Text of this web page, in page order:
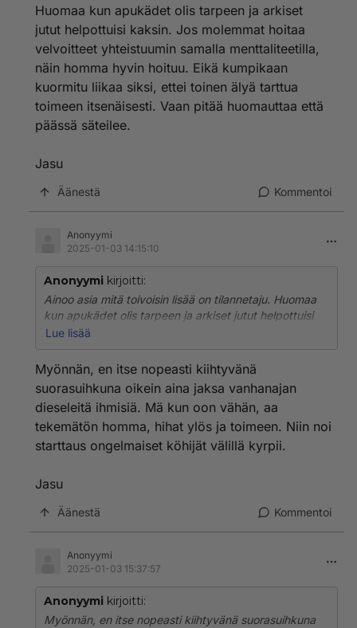
Huomaa kun apukädet olis tarpeen ja arkiset
jutut helpottuisi kaksin. Jos molemmat hoitaa
velvoitteet yhteistuumin samalla menttaliteetilla,
näin homma hyvin hoituu. Eikä kumpikaan
kuormitu liikaa siksi, ettei toinen älyä tarttua
toimeen itsenäisesti. Vaan pitää huomauttaa että
päässä säteilee.
Jasu
Äänestä Kommentoi
Anonyymi
2025-01-03 14:15:10
Anonyymi kirjoitti:
Ainoo asia mitä toivoisin lisää on tilannetaju. Huomaa
kun apukädet olis tarpeen ja arkiset jutut helpottuisi
kaksin. Jos molemmat hoitaa velvoitteet yhteistuumin
kumpikaan kuormitu liikaa siksi, ettei toinen älyä
tarttua toimeen itsenäisesti. Vaan pitää huomauttaa
että päässä säteilee.
Jasu
Lue lisää
Myönnän, en itse nopeasti kiihtyvänä
suorasuihkuna oikein aina jaksa vanhanajan
dieseleitä ihmisiä. Mä kun oon vähän, aa
tekemätön homma, hihat ylös ja toimeen. Niin noi
starttaus ongelmaiset köhijät välillä kyrpii.
Jasu
Äänestä Kommentoi
Anonyymi
2025-01-03 15:37:57
Anonyymi kirjoitti:
Myönnän, en itse nopeasti kiihtyvänä suorasuihkuna